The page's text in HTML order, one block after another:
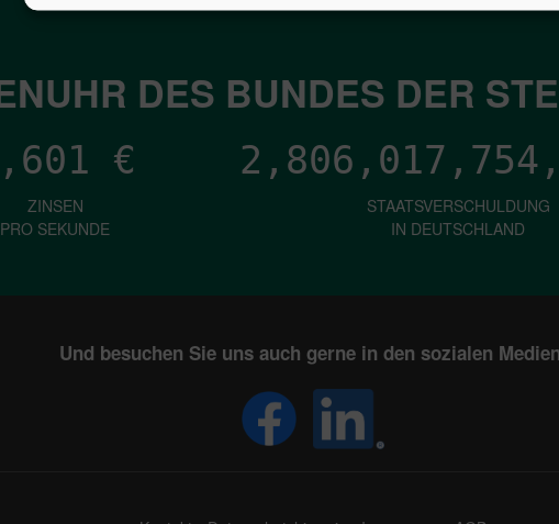
DES BUNDES DER
€
ZINSEN
PRO SEKUNDE
STAATSVERSCHULDUNG
IN DEUTSCHLAND
Und besuchen Sie uns auch gerne in den sozialen